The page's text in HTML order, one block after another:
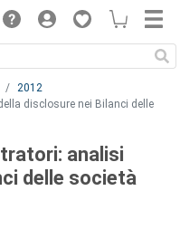
2012
disclosure nei Bilanci delle
analisi
delle società